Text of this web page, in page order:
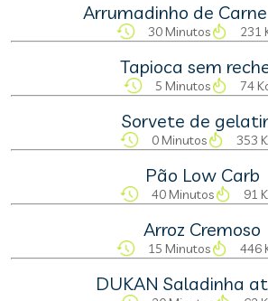
Arrumadinho de
30 Minutos 231
Tapioca sem
5 Minutos 74
Sorvete de
0 Minutos 353
Pão Low Carb
40 Minutos 91
Arroz Cremoso
15 Minutos 446
DUKAN Saladinha